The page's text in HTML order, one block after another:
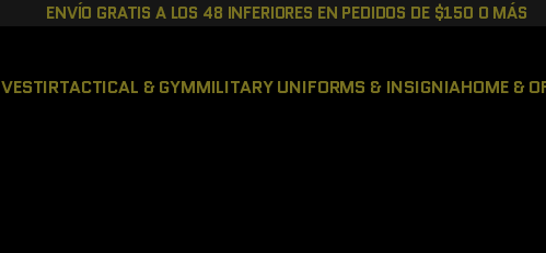
ENVÍO GRATIS A LOS 48 INFERIORES EN PEDIDOS DE $150 O MÁS
VESTIRTACTICAL & GYMMILITARY UNIFORMS & INSIGNIAHOME &